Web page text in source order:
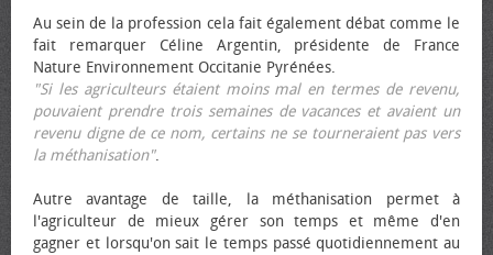
Au sein de la profession cela fait également débat comme le
fait remarquer Céline Argentin, présidente de France
Nature Environnement Occitanie Pyrénées.
"Si les agriculteurs étaient moins mal en termes de revenu,
pouvaient prendre trois semaines de vacances et avaient un
revenu digne de ce nom, certains ne se tourneraient pas vers
la méthanisation".
Autre avantage de taille, la méthanisation permet à
l'agriculteur de mieux gérer son temps et même d'en
gagner et lorsqu'on sait le temps passé quotidiennement au